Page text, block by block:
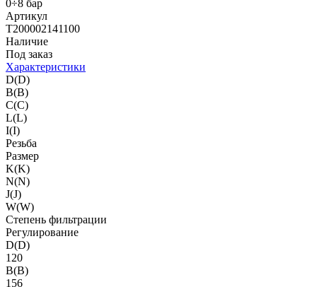
0÷8 бар
Артикул
T200002141100
Наличие
Под заказ
Характеристики
D(D)
B(B)
C(C)
L(L)
I(I)
Резьба
Размер
K(K)
N(N)
J(J)
W(W)
Степень фильтрации
Регулирование
D(D)
120
B(B)
156